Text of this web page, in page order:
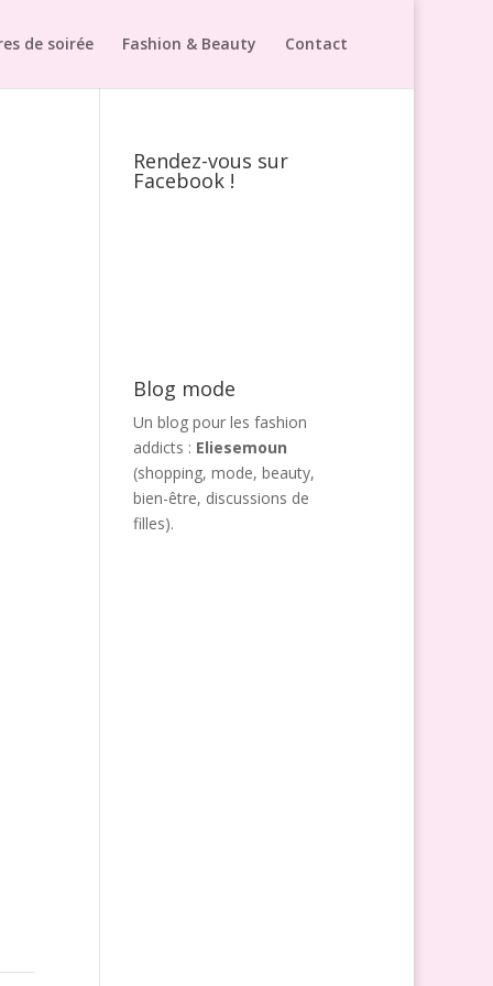
de soirée Fashion & Beauty Contact
Rendez-vous sur
Facebook !
Blog mode
Un blog pour les fashion
addicts : Eliesemoun
(shopping, mode, beauty,
bien-être, discussions de
filles).